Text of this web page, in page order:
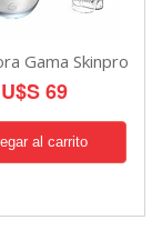
Gama Skinpro
U$S 69